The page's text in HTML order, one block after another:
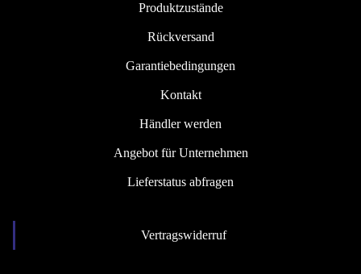
Produktzustände
Rückversand
Garantiebedingungen
Kontakt
Händler werden
Angebot für Unternehmen
Lieferstatus abfragen
Vertragswiderruf